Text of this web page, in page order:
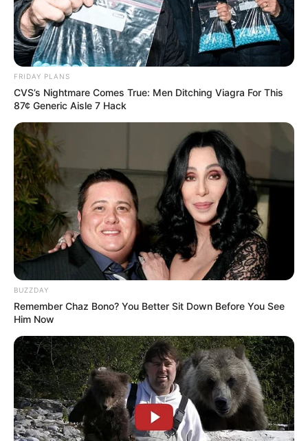
FRIDAY PLANS
CVS’s Nightmare Comes True: Men Ditching Viagra For This
87¢ Generic Aisle 7 Hack
BUZZDAY
Remember Chaz Bono? You Better Sit Down Before You See
Him Now